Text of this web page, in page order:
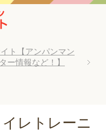
ト【アンパンマン
ー情報など！】
レトレーニ